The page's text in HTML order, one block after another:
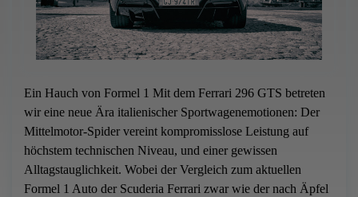
Ein Hauch von Formel 1 Mit dem Ferrari 296 GTS betreten
wir eine neue Ära italienischer Sportwagenemotionen: Der
Mittelmotor-Spider vereint kompromisslose Leistung auf
höchstem technischen Niveau, und einer gewissen
Alltagstauglichkeit. Wobei der Vergleich zum aktuellen
Formel 1 Auto der Scuderia Ferrari zwar wie der nach Äpfel